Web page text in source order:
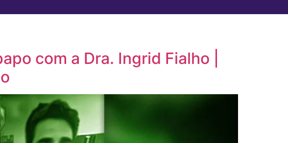
com a Dra. Ingrid Fialho |